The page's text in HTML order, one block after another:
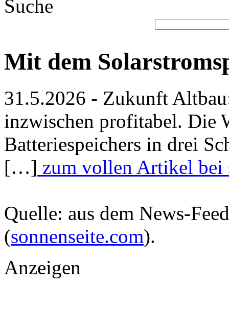
Suche
Mit dem
31.5.2026 - Zukunft
inzwischen profitabel. Die
Batteriespeichers in drei
[…] zum vollen Artikel bei
Quelle: aus dem News-
(sonnenseite.com).
Anzeigen